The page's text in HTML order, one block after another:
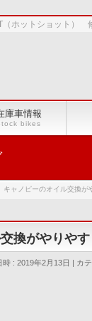
（ホットショット
庫車情報
bikes
キャノピーのオイル交換が
換がやりや
時 : 2019年2月13日 カ